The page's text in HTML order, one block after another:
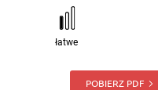
łatwe
POBIERZ PDF